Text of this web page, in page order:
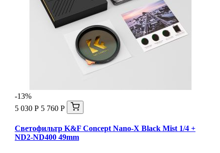
-13%
5 030 Р 5 760 Р
Светофильтр K&F Concept Nano-X Black Mist 1/4 +
ND2-ND400 49mm